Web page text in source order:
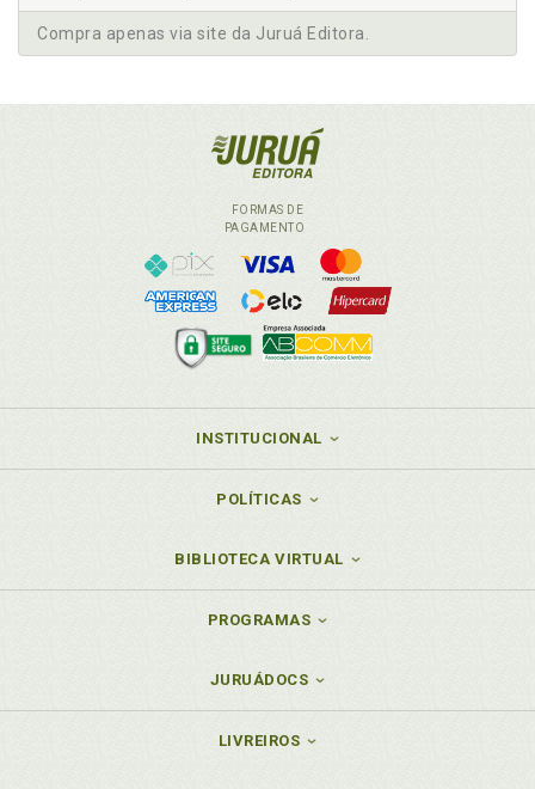
Compra apenas via site da Juruá Editora.
FORMAS DE
PAGAMENTO
INSTITUCIONAL
POLÍTICAS
BIBLIOTECA VIRTUAL
PROGRAMAS
JURUÁDOCS
LIVREIROS